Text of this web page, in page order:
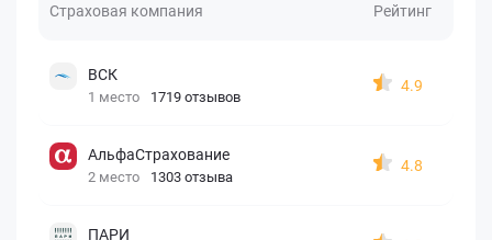
Страховая компания Рейтинг
ВСК
1 место 1719 отзывов
4.9
АльфаСтрахование
2 место 1303 отзыва
4.8
ПАРИ